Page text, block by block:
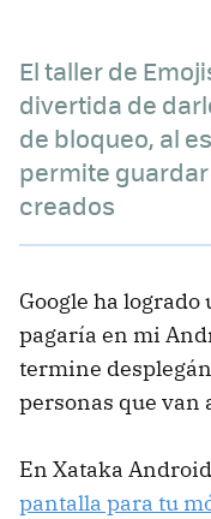
El taller de
divertida de
de bloqueo, al
permite
creados
Google ha
pagaría en mi
termine
personas que van
En Xataka
pantalla para tu